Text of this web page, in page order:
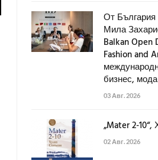
От България
Мила
Balkan Open
Fashion and
бизнес,
03 Авг. 2026
„Mater 2-
02 Авг. 2026